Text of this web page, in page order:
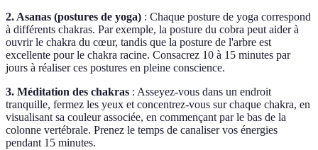
2. Asanas (postures de yoga) : Chaque posture de yoga correspond
à différents chakras. Par exemple, la posture du cobra peut aider à
ouvrir le chakra du cœur, tandis que la posture de l'arbre est
excellente pour le chakra racine. Consacrez 10 à 15 minutes par
jours à réaliser ces postures en pleine conscience.
3. Méditation des chakras : Asseyez-vous dans un endroit
tranquille, fermez les yeux et concentrez-vous sur chaque chakra, en
visualisant sa couleur associée, en commençant par le bas de la
colonne vertébrale. Prenez le temps de canaliser vos énergies
pendant 15 minutes.